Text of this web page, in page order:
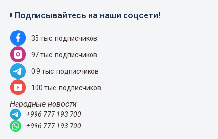
Подписывайтесь на наши соцсети!
35 тыс. подписчиков
97 тыс. подписчиков
0.9 тыс. подписчиков
100 тыс. подписчиков
Народные новости
+996 777 193 700
+996 777 193 700